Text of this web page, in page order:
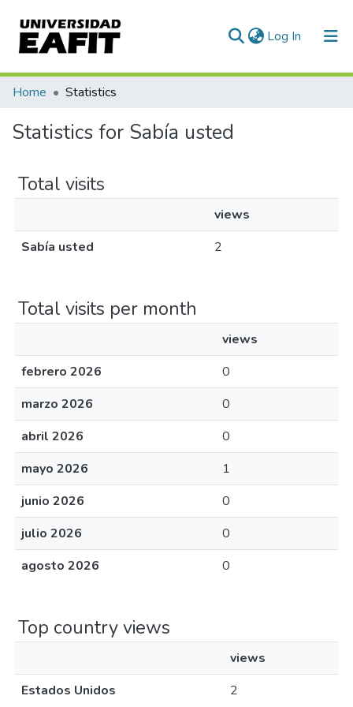
Log In (current)
Communities & Collections
All of DSpace
Home Statistics
Statistics for Sabía usted
Total visits
views
Sabía usted
2
Total visits per month
views
febrero 2026
0
marzo 2026
0
abril 2026
0
mayo 2026
1
junio 2026
0
julio 2026
0
agosto 2026
0
Top country views
views
Estados Unidos
2